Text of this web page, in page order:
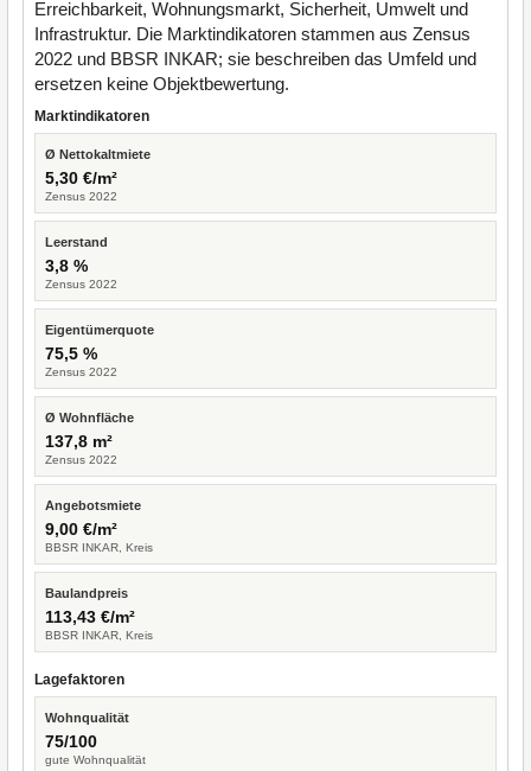
Erreichbarkeit, Wohnungsmarkt, Sicherheit, Umwelt und
Infrastruktur. Die Marktindikatoren stammen aus Zensus
2022 und BBSR INKAR; sie beschreiben das Umfeld und
ersetzen keine Objektbewertung.
Marktindikatoren
Ø Nettokaltmiete
5,30 €/m²
Zensus 2022
Leerstand
3,8 %
Zensus 2022
Eigentümerquote
75,5 %
Zensus 2022
Ø Wohnfläche
137,8 m²
Zensus 2022
Angebotsmiete
9,00 €/m²
BBSR INKAR, Kreis
Baulandpreis
113,43 €/m²
BBSR INKAR, Kreis
Lagefaktoren
Wohnqualität
75/100
gute Wohnqualität